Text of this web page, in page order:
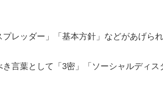
レッダー」「基本方針」などがあげられ
言葉として「3密」「ソーシャルディス